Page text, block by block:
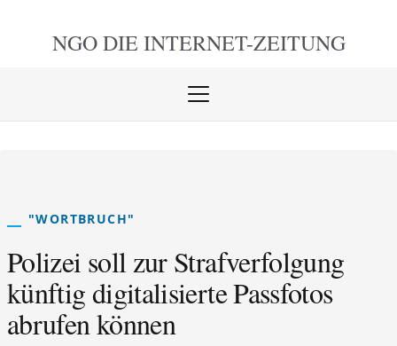
NGO DIE INTERNET-ZEITUNG
Menü
"WORTBRUCH"
Polizei soll zur Strafverfolgung
künftig digitalisierte Passfotos
abrufen können